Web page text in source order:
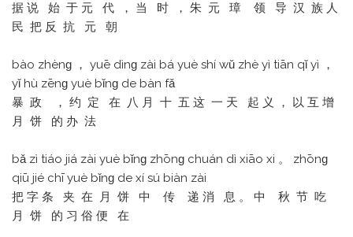
据 说 始 于 元 代 ， 当 时 ， 朱 元 璋 领 导 汉 族 人
民 把 反 抗 元 朝
bào zhènɡ ， yuē dìnɡ zài bá yuè shí wǔ zhè yì tiān qǐ yì ，
yǐ hù zēnɡ yuè bǐnɡ de bàn fǎ
暴 政 ， 约 定 在 八 月 十 五 这 一 天 起 义 ， 以 互 增
月 饼 的 办 法
bǎ zì tiáo jiá zài yuè bǐnɡ zhōnɡ chuán dì xiāo xi 。 zhōnɡ
qiū jié chī yuè bǐnɡ de xí sú biàn zài
把 字 条 夹 在 月 饼 中 传 递 消 息 。 中 秋 节 吃
月 饼 的 习 俗 便 在